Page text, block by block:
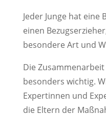
Jeder Junge hat eine
einen
besondere Art und
Die
besonders wichtig.
Expertinnen und
die Eltern der